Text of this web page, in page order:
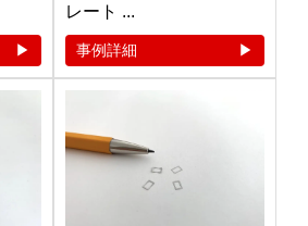
レート ...
事例詳細